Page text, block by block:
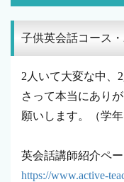
子供英会話コース
2人いて大変な中、
さって本当にあり
願いします。（学年
英会話講師紹介
https://www.active-